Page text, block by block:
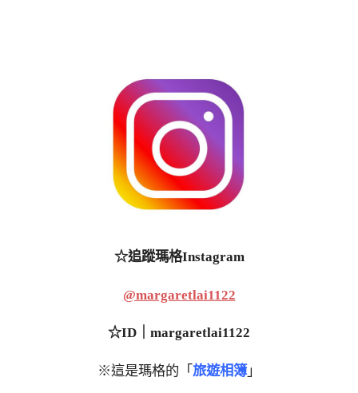
☆追蹤瑪格Instagram
@margaretlai1122
☆ID｜margaretlai1122
※這是瑪格的「 旅遊相簿 」